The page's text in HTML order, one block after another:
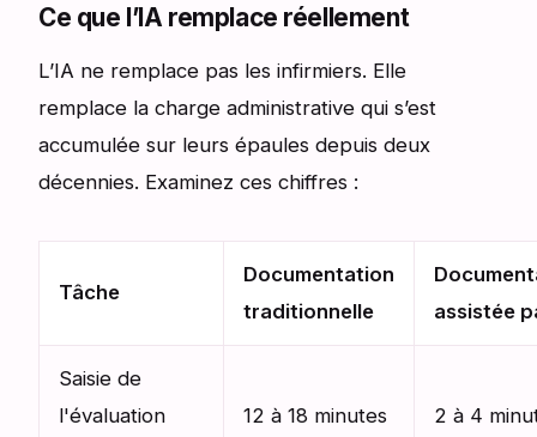
Ce que l’IA remplace réellement
L’IA ne remplace pas les infirmiers. Elle
remplace la charge administrative qui s’est
accumulée sur leurs épaules depuis deux
décennies. Examinez ces chiffres :
Tâche
Documentation
traditionnelle
assistée
Saisie de
l'évaluation
12 à 18 minutes
2 à 4